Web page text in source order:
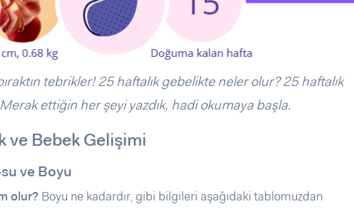
tebrikler! 25 haftalık gebelikte neler olur? 25 haftalık
ettiğin her şeyi yazdık, hadi okumaya başla.
ve Bebek Gelişimi
ve Boyu
olur? Boyu ne kadardır, gibi bilgileri aşağıdaki tablomuzdan